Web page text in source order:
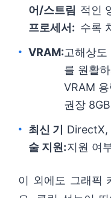
어/스트림
프로세서:
적인
수록
VRAM:고해상
를 원활
VRAM
권장
최신 기
술 지원:
DirectX,
지원 여
이 외에도 그래픽